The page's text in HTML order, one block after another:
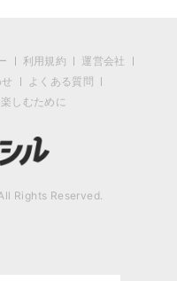
利用規約
運営会社
よくある質問
しむために
Rights Reserved.